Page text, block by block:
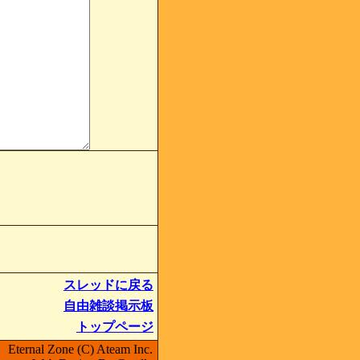
スレッドに戻る
自由雑談掲示板
トップページ
Eternal Zone (C) Ateam Inc.